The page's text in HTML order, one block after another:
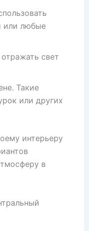
или любые
свет
Такие
или других
интерьеру
в